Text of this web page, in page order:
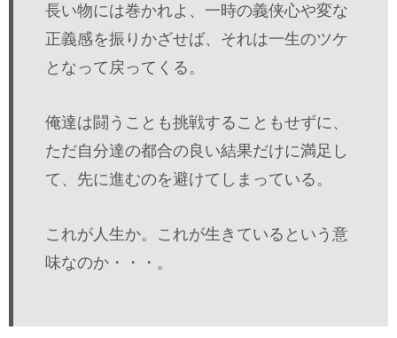
長い物には巻かれよ、一時の義侠心や変な
正義感を振りかざせば、それは一生のツケ
となって戻ってくる。
俺達は闘うことも挑戦することもせずに、
ただ自分達の都合の良い結果だけに満足し
て、先に進むのを避けてしまっている。
これが人生か。これが生きているという意
味なのか・・・。